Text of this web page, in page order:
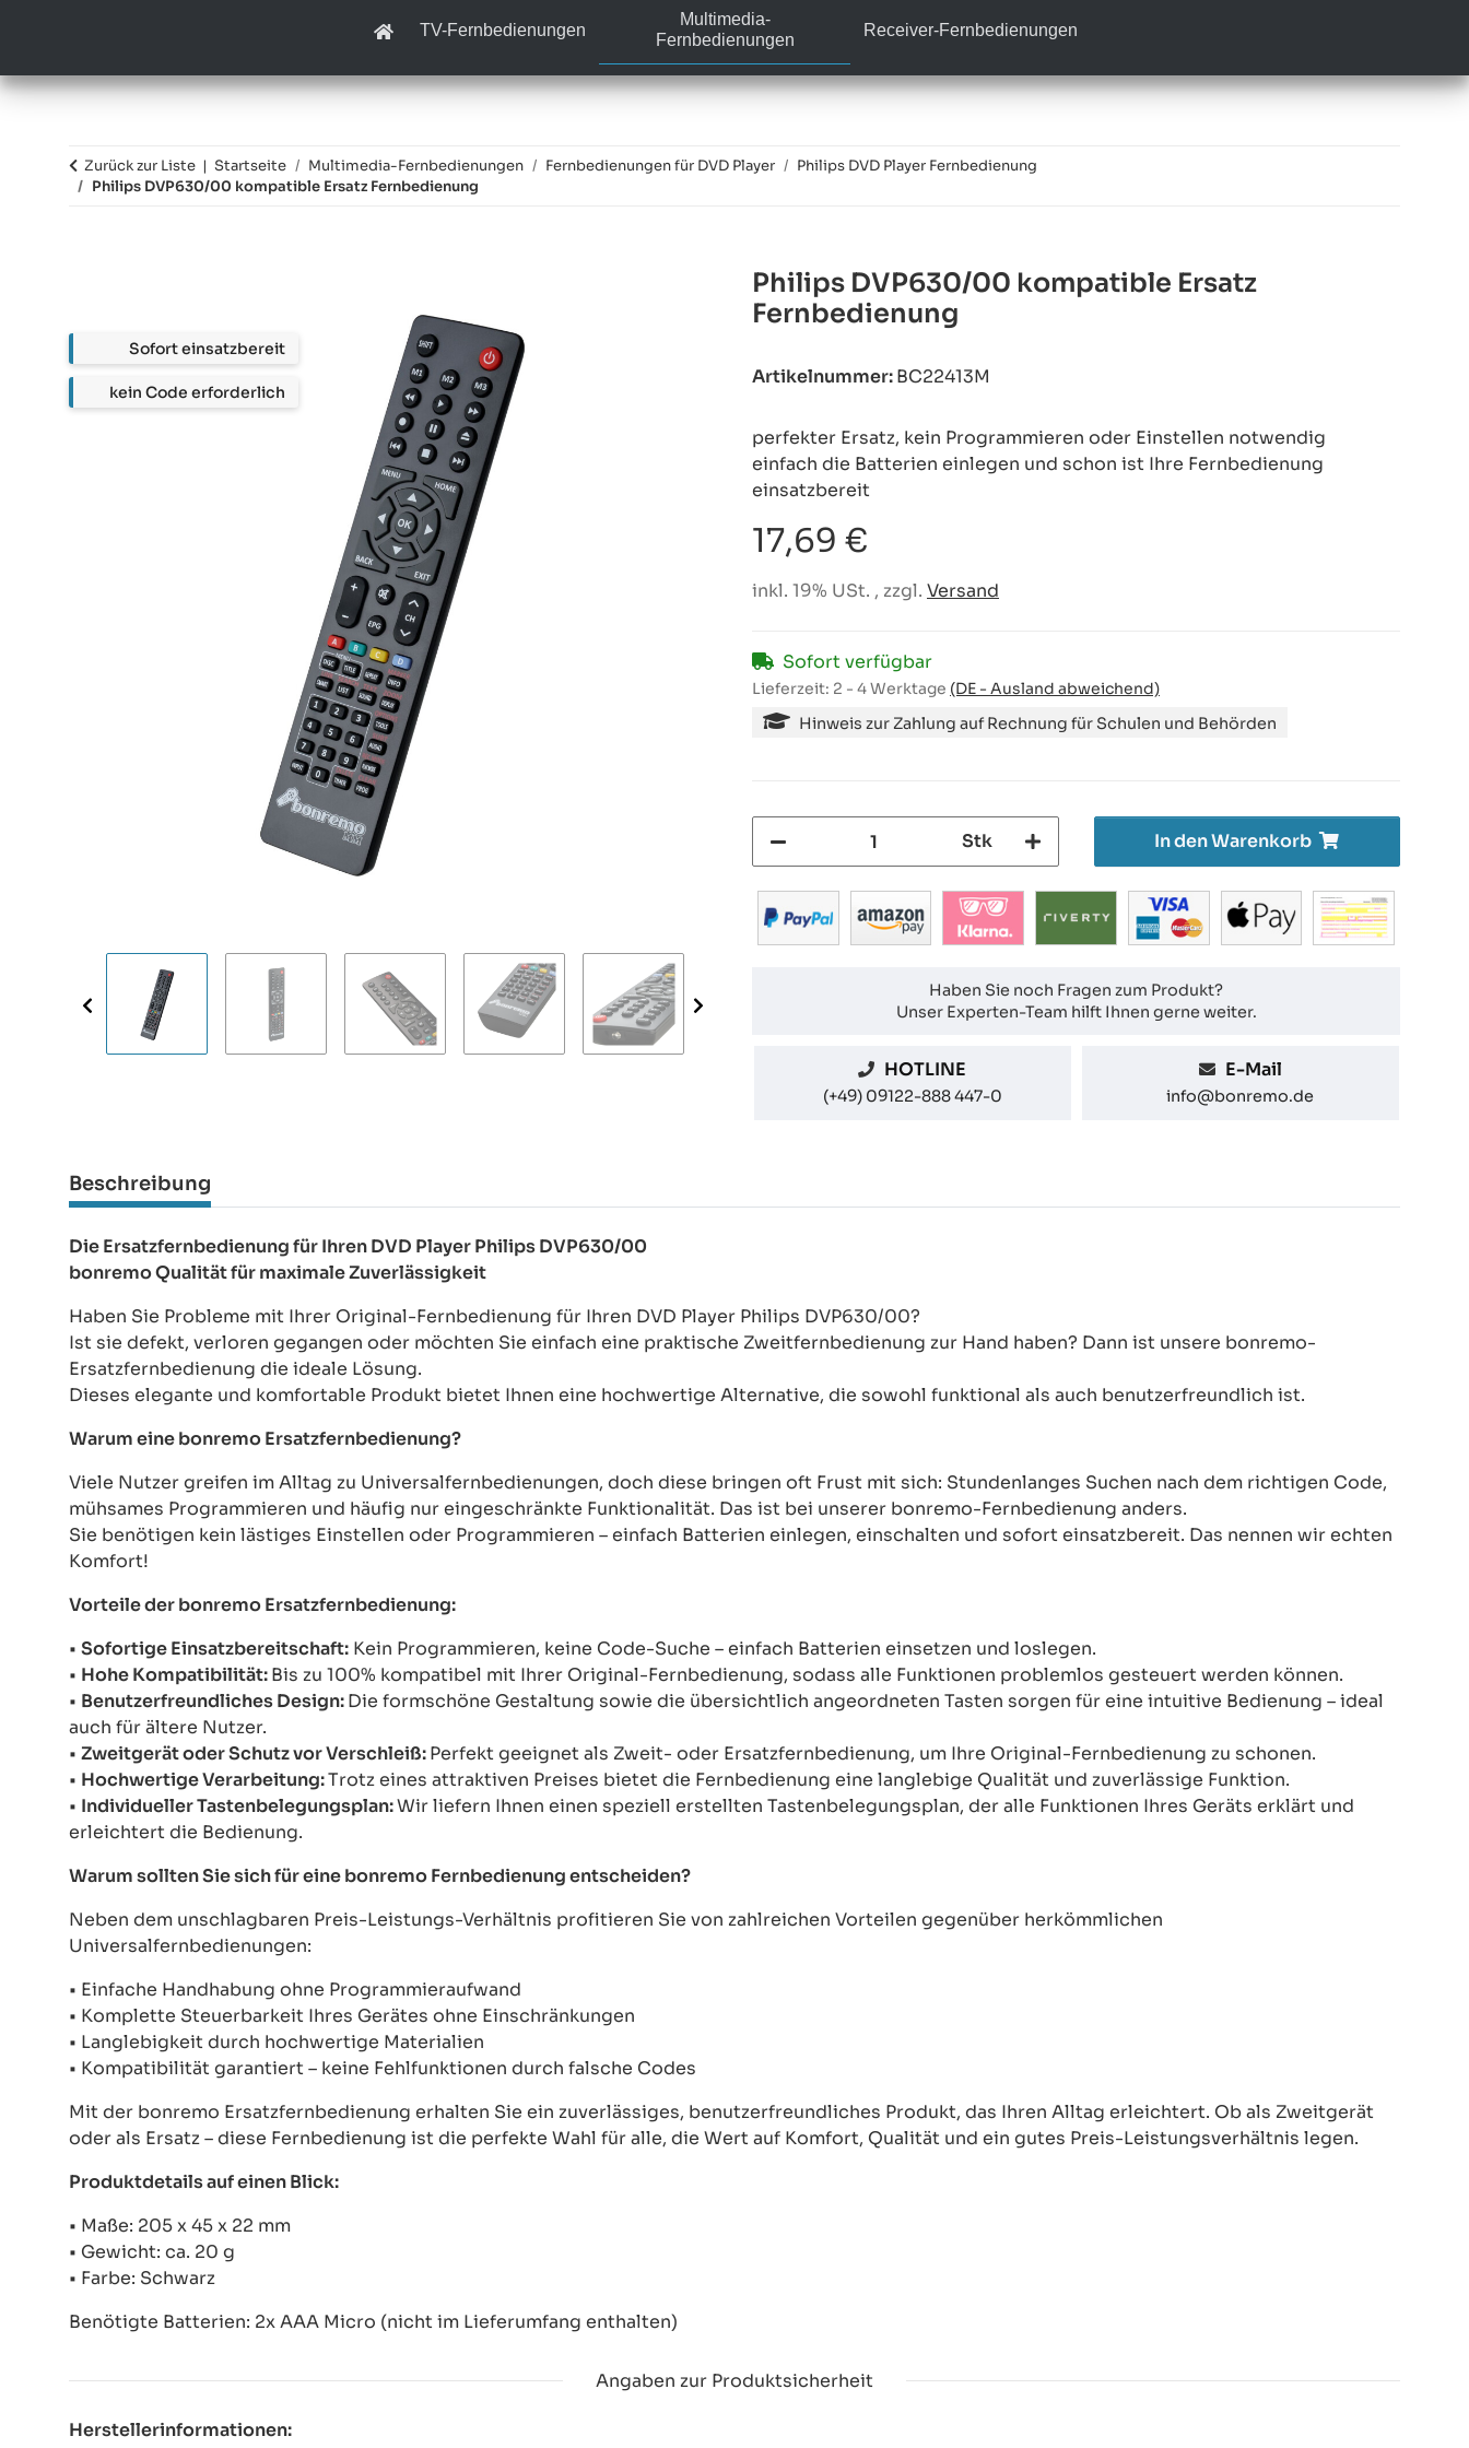
TV-Fernbedienungen
Multimedia-
Fernbedienungen
Receiver-Fernbedienungen
Zurück zur Liste Startseite Multimedia-Fernbedienungen Fernbedienungen für DVD Player
Philips DVD Player Fernbedienung
Philips DVP630/00 kompatible Ersatz Fernbedienung
Philips DVP630/00 kompatible Ersatz
Fernbedienung
Artikelnummer:BC22413M
perfekter Ersatz, kein Programmieren oder Einstellen notwendig
einfach die Batterien einlegen und schon ist Ihre Fernbedienung
einsatzbereit
17,69 €
inkl. 19% USt. , zzgl. Versand
Sofort verfügbar
Lieferzeit: 2 - 4 Werktage (DE - Ausland abweichend)
Hinweis zur Zahlung auf Rechnung für Schulen und Behörden
Stk In den Warenkorb
Haben Sie noch Fragen zum Produkt?
Unser Experten-Team hilft Ihnen gerne weiter.
HOTLINE
(+49) 09122-888 447-0
E-Mail
info@bonremo.de
Beschreibung
Die Ersatzfernbedienung für Ihren DVD Player Philips DVP630/00
bonremo Qualität für maximale Zuverlässigkeit
Haben Sie Probleme mit Ihrer Original-Fernbedienung für Ihren DVD Player Philips DVP630/00?
Ist sie defekt, verloren gegangen oder möchten Sie einfach eine praktische Zweitfernbedienung zur Hand haben? Dann ist unsere bonremo-
Ersatzfernbedienung die ideale Lösung.
Dieses elegante und komfortable Produkt bietet Ihnen eine hochwertige Alternative, die sowohl funktional als auch benutzerfreundlich ist.
Warum eine bonremo Ersatzfernbedienung?
Viele Nutzer greifen im Alltag zu Universalfernbedienungen, doch diese bringen oft Frust mit sich: Stundenlanges Suchen nach dem richtigen Code,
mühsames Programmieren und häufig nur eingeschränkte Funktionalität. Das ist bei unserer bonremo-Fernbedienung anders.
Sie benötigen kein lästiges Einstellen oder Programmieren – einfach Batterien einlegen, einschalten und sofort einsatzbereit. Das nennen wir echten
Komfort!
Vorteile der bonremo Ersatzfernbedienung:
• Sofortige Einsatzbereitschaft: Kein Programmieren, keine Code-Suche – einfach Batterien einsetzen und loslegen.
• Hohe Kompatibilität:Bis zu 100% kompatibel mit Ihrer Original-Fernbedienung, sodass alle Funktionen problemlos gesteuert werden können.
• Benutzerfreundliches Design:Die formschöne Gestaltung sowie die übersichtlich angeordneten Tasten sorgen für eine intuitive Bedienung – ideal
auch für ältere Nutzer.
• Zweitgerät oder Schutz vor Verschleiß:Perfekt geeignet als Zweit- oder Ersatzfernbedienung, um Ihre Original-Fernbedienung zu schonen.
• Hochwertige Verarbeitung:Trotz eines attraktiven Preises bietet die Fernbedienung eine langlebige Qualität und zuverlässige Funktion.
• Individueller Tastenbelegungsplan:Wir liefern Ihnen einen speziell erstellten Tastenbelegungsplan, der alle Funktionen Ihres Geräts erklärt und
erleichtert die Bedienung.
Warum sollten Sie sich für eine bonremo Fernbedienung entscheiden?
Neben dem unschlagbaren Preis-Leistungs-Verhältnis profitieren Sie von zahlreichen Vorteilen gegenüber herkömmlichen
Universalfernbedienungen:
• Einfache Handhabung ohne Programmieraufwand
• Komplette Steuerbarkeit Ihres Gerätes ohne Einschränkungen
• Langlebigkeit durch hochwertige Materialien
• Kompatibilität garantiert – keine Fehlfunktionen durch falsche Codes
Mit der bonremo Ersatzfernbedienung erhalten Sie ein zuverlässiges, benutzerfreundliches Produkt, das Ihren Alltag erleichtert. Ob als Zweitgerät
oder als Ersatz – diese Fernbedienung ist die perfekte Wahl für alle, die Wert auf Komfort, Qualität und ein gutes Preis-Leistungsverhältnis legen.
Produktdetails auf einen Blick:
• Maße: 205 x 45 x 22 mm
• Gewicht: ca. 20 g
• Farbe: Schwarz
Benötigte Batterien: 2x AAA Micro (nicht im Lieferumfang enthalten)
Angaben zur Produktsicherheit
Herstellerinformationen: